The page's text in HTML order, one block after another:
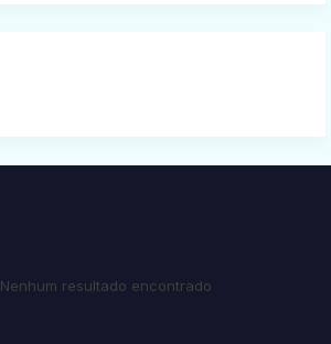
Nenhum resultado encontrado